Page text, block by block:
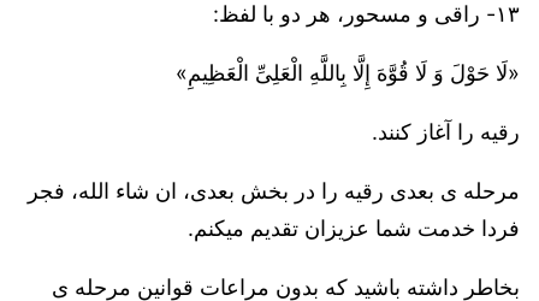
۱۳- راقی و مسحور، هر دو با لفظ:
«لَا حَوْلَ وَ لَا قُوَّهَ إِلَّا بِاللَّهِ الْعَلِیِّ الْعَظِیمِ»
رقیه را آغاز کنند.
مرحله ی بعدی رقیه را در بخش بعدی، ان شاء الله، فجر
فردا خدمت شما عزیزان تقدیم میکنم.
بخاطر داشته باشید که بدون مراعات قوانین مرحله ی